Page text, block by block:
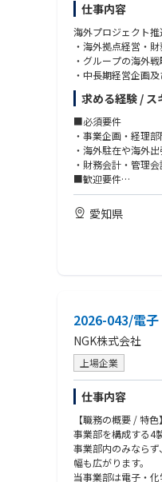
仕事内容
海外プロジェクト
・海外拠点経営・
・グループの海外
・中長期経営企画
求める経験 / ス
■必須要件
・事業企画・経理
・海外駐在や海外
・財務会計・管理
■歓迎要件
・外国語（英語、
・従業員500名以上
・海外子会社のある
愛知県
2026-043/電子
NGK株式会社
上場企業
仕事内容
【職務の概要 / 特色】
事業部を構成する4
事業部内のみなら
幅も広がります。
当事業部は電子・